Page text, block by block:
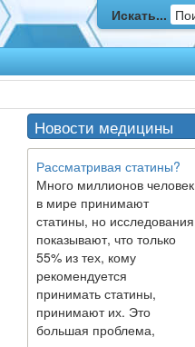
Искать...
Новости медицины
Рассматривая статины?
Много миллионов человек
в мире принимают
статины, но исследования
показывают, что только
55% из тех, кому
рекомендуется
принимать статины,
принимают их. Это
большая проблема,